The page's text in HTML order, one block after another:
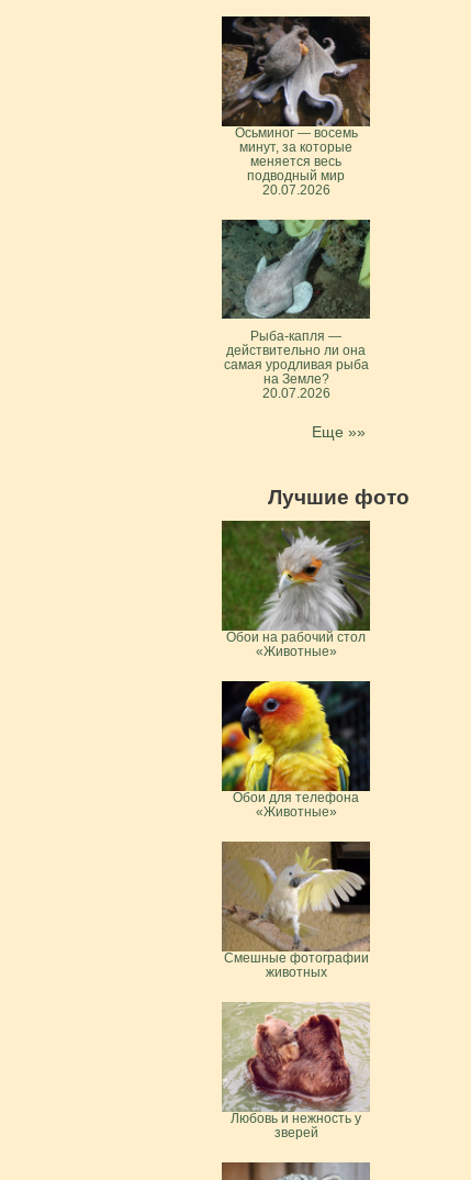
Осьминог — восемь
минут, за которые
меняется весь
подводный мир
20.07.2026
Рыба-капля —
действительно ли она
самая уродливая рыба
на Земле?
20.07.2026
Еще »»
Лучшие фото
Обои на рабочий стол
«Животные»
Обои для телефона
«Животные»
Смешные фотографии
животных
Любовь и нежность у
зверей